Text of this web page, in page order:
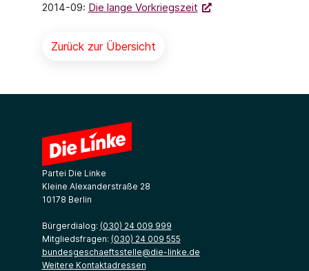
2014-09: Die lange Vorkriegszeit
Zurück zur Übersicht
Partei Die Linke
Kleine Alexanderstraße 28
10178 Berlin
Bürgerdialog: (030) 24 009 999
Mitgliedsfragen: (030) 24 009 555
bundesgeschaeftsstelle@die-linke.de
Weitere Kontaktadressen